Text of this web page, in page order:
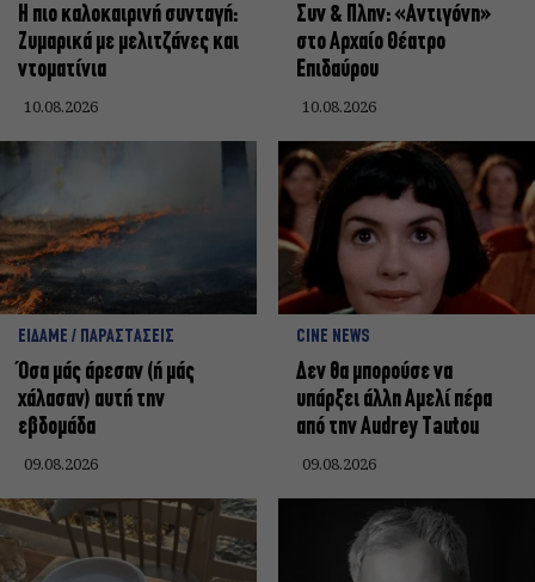
Η πιο καλοκαιρινή συνταγή:
Ζυμαρικά με μελιτζάνες και
ντοματίνια
10.08.2026
Συν & Πλην: «Αντιγόνη»
στο Αρχαίο Θέατρο
Επιδαύρου
10.08.2026
ΕΙΔΑΜΕ / ΠΑΡΑΣΤΑΣΕΙΣ
Όσα μάς άρεσαν (ή μάς
χάλασαν) αυτή την
εβδομάδα
09.08.2026
CINE NEWS
Δεν θα μπορούσε να
υπάρξει άλλη Αμελί πέρα
από την Audrey Tautou
09.08.2026